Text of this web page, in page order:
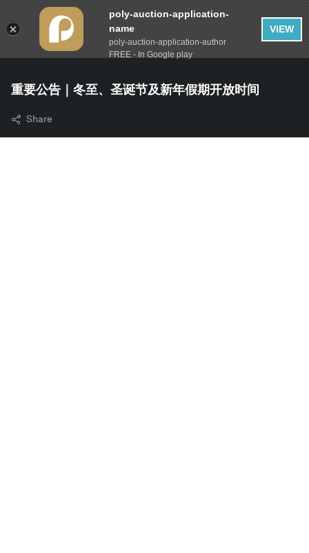
重要公告｜冬至、圣诞节及新年假期开放时间
Share
poly-auction-application-
name
poly-auction-application-author
FREE - In Google play
VIEW